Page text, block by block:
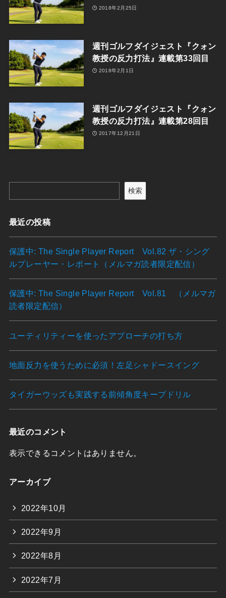
2018年2月25日
週刊ゴルフダイジェスト『クォン
教授の反力打法』連載第33回目
2018年2月1日
週刊ゴルフダイジェスト『クォン
教授の反力打法』連載第28回目
2017年12月21日
検索
最近の投稿
保護中: The Single Player Report Vol.82 ザ・シング
ルプレーヤー・レポート（メルマガ読者限定配信）
保護中: The Single Player Report Vol.81 （メルマガ
読者限定配信）
ユーティリティーを使ったアプローチの打ち方
地面反力を使うために必須！左足シャドースイング
タイガーウッズも実践する前傾角度キープドリル
最近のコメント
表示できるコメントはありません。
アーカイブ
2022年10月
2022年9月
2022年8月
2022年7月